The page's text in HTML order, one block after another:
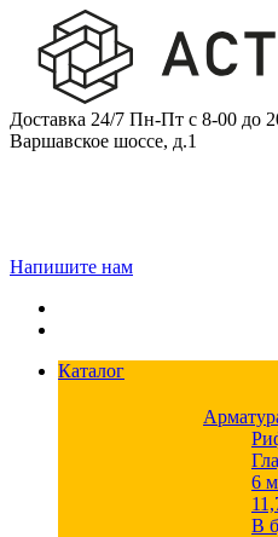
content
Доставка 24/7 Пн-Пт с 8-00 до
Варшавское шоссе, д.1
Напишите нам
Каталог
6
В